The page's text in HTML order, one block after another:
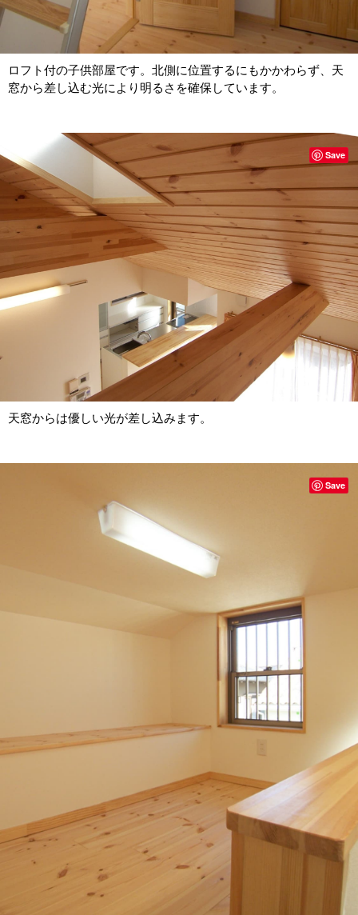
ロフト付の子供部屋です。北側に位置するにもかかわらず、天
窓から差し込む光により明るさを確保しています。
天窓からは優しい光が差し込みます。
Save
Save